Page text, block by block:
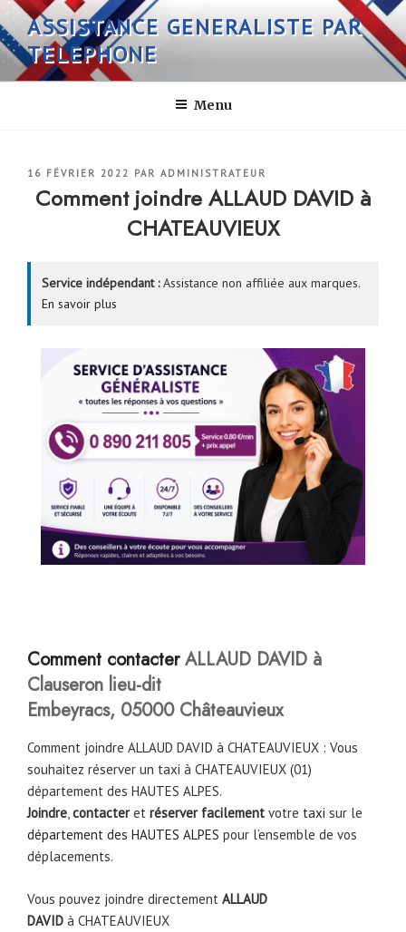
Aller
au
contenu
principal
ASSISTANCE GENERALISTE PAR
TELEPHONE
Menu
PUBLIÉ
16 FÉVRIER 2022 PAR ADMINISTRATEUR
Comment joindre ALLAUD DAVID à
CHATEAUVIEUX
Service indépendant :Assistance non affiliée aux marques.
En savoir plus
Comment contacterALLAUD DAVID à
Clauseron lieu-dit
Embeyracs, 05000 Châteauvieux
Comment joindre ALLAUD DAVID à CHATEAUVIEUX : Vous
souhaitez réserver un taxi à CHATEAUVIEUX (01)
département des HAUTES ALPES.
Joindre,contacteret réserver facilement votre taxi sur le
département des HAUTES ALPES pour l’ensemble de vos
déplacements.
Vous pouvez joindre directement ALLAUD
DAVID à CHATEAUVIEUX